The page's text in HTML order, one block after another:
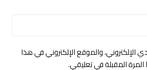
الإلكتروني، والموقع الإلكتروني في هذا
المقبلة في تعليقي.